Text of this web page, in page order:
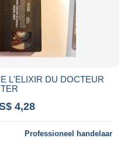
L'ELIXIR DU DOCTEUR
4,28
Professioneel handelaar